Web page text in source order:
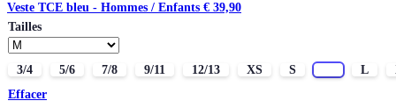
Veste TCE bleu - Hommes / Enfants € 39,90
Tailles
3/4 5/6 7/8 9/11 12/13 XS S L
Effacer